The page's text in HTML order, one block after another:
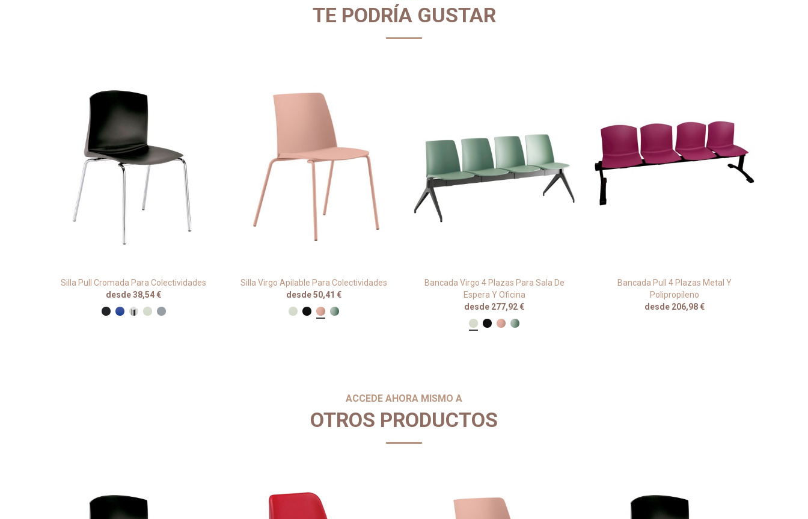
TE PODRÍA GUSTAR
Silla Pull Cromada Para Colectividades
desde 38,54 €
Silla Virgo Apilable Para Colectividades
desde 50,41 €
Bancada Virgo 4 Plazas Para Sala De
Espera Y Oficina
desde 277,92 €
Bancada Pull 4 Plazas Metal Y
Polipropileno
desde 206,98 €
ACCEDE AHORA MISMO A
OTROS PRODUCTOS